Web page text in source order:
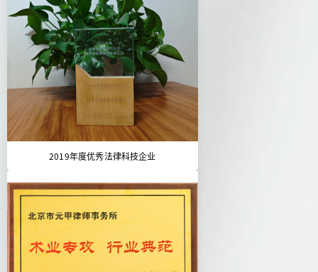
2019年度优秀法律科技企业